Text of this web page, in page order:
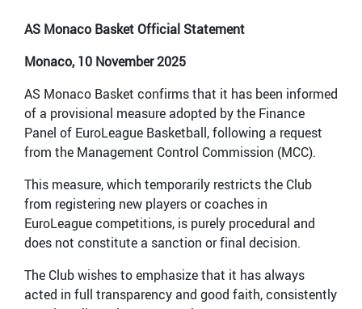
AS Monaco Basket Official Statement
Monaco, 10 November 2025
AS Monaco Basket confirms that it has been informed
of a provisional measure adopted by the Finance
Panel of EuroLeague Basketball, following a request
from the Management Control Commission (MCC).
This measure, which temporarily restricts the Club
from registering new players or coaches in
EuroLeague competitions, is purely procedural and
does not constitute a sanction or final decision.
The Club wishes to emphasize that it has always
acted in full transparency and good faith, consistently